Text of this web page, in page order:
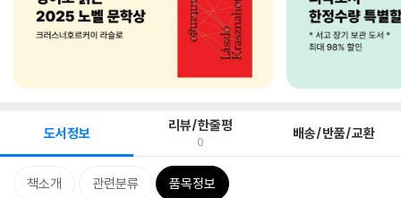
도서정보 리뷰/한줄평
0 배송/반품/교환
책소개 관련분류 품목정보